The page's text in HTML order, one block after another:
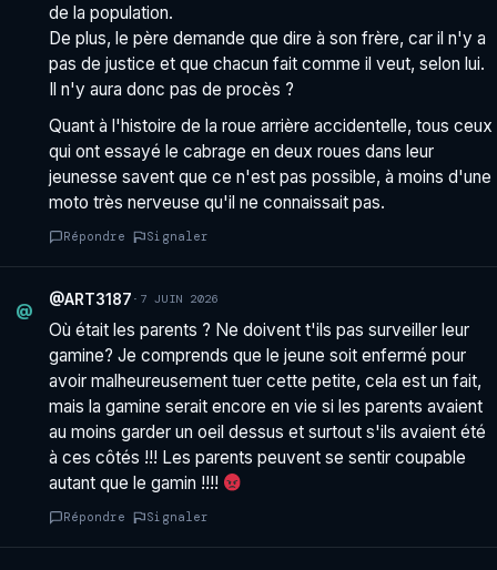
de la population.
De plus, le père demande que dire à son frère, car il n'y a
pas de justice et que chacun fait comme il veut, selon lui.
Il n'y aura donc pas de procès ?
Quant à l'histoire de la roue arrière accidentelle, tous ceux
qui ont essayé le cabrage en deux roues dans leur
jeunesse savent que ce n'est pas possible, à moins d'une
moto très nerveuse qu'il ne connaissait pas.
Répondre Signaler
@
@ART3187 · 7 JUIN 2026
Où était les parents ? Ne doivent t'ils pas surveiller leur
gamine? Je comprends que le jeune soit enfermé pour
avoir malheureusement tuer cette petite, cela est un fait,
mais la gamine serait encore en vie si les parents avaient
au moins garder un oeil dessus et surtout s'ils avaient été
à ces côtés !!! Les parents peuvent se sentir coupable
autant que le gamin !!!!
Répondre Signaler